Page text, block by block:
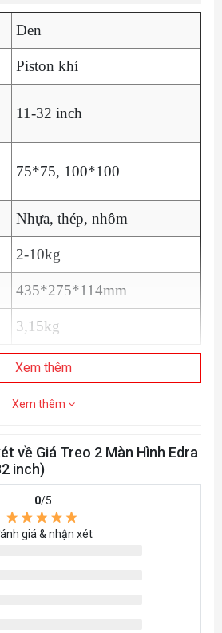
Đen
Piston khí
11-32 inch
75*75, 100*100
Nhựa, thép, nhôm
2-10kg
435*275*114mm
3,15kg
Xem thêm
Xem thêm
về Giá Treo 2 Màn Hình Edra
inch)
0/5
giá & nhận xét